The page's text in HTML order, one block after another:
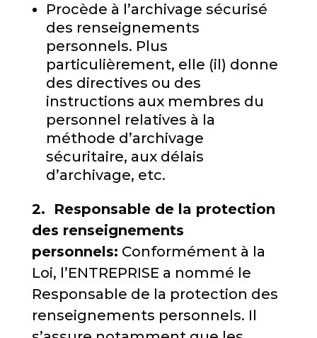
Procède à l’archivage sécurisé
des renseignements
personnels. Plus
particulièrement, elle (il) donne
des directives ou des
instructions aux membres du
personnel relatives à la
méthode d’archivage
sécuritaire, aux délais
d’archivage, etc.
2. Responsable de la protection
des renseignements
personnels: Conformément à la
Loi, l’ENTREPRISE a nommé le
Responsable de la protection des
renseignements personnels. Il